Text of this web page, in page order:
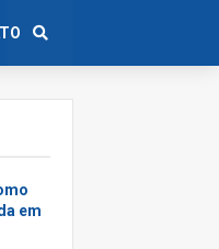
em